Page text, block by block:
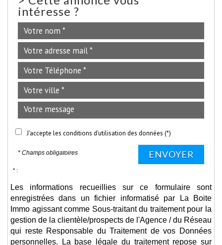
intéresse ?
J'accepte les conditions d'utilisation des données (*)
* Champs obligatoires ENVOYER
* :
Les informations recueillies sur ce formulaire sont
enregistrées dans un fichier informatisé par La Boite
Immo agissant comme Sous-traitant du traitement pour la
gestion de la clientèle/prospects de l'Agence / du Réseau
qui reste Responsable du Traitement de vos Données
personnelles. La base légale du traitement repose sur